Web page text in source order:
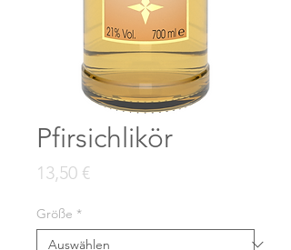
Pfirsichlikör
13,50 €
Größe *